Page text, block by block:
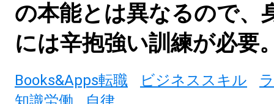
の本能とは異なるので、
には辛抱強い訓練が必要
Books&Apps転職 ビジネススキル